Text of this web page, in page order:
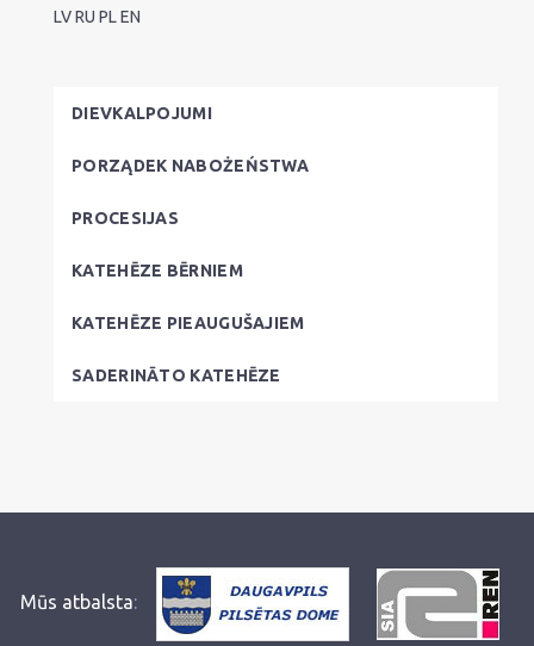
LVRU PLEN
DIEVKALPOJUMI
PORZĄDEK NABOŻEŃSTWA
PROCESIJAS
KATEHĒZE BĒRNIEM
KATEHĒZE PIEAUGUŠAJIEM
SADERINĀTO KATEHĒZE
Mūs atbalsta: